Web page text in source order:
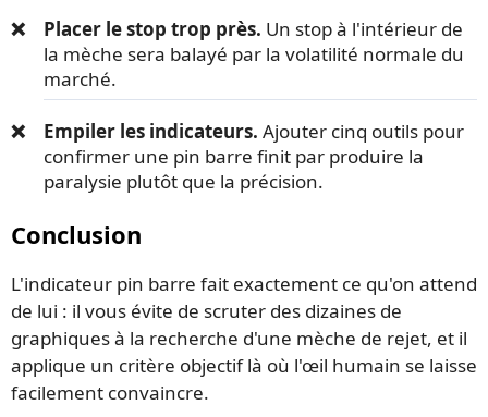
Placer le stop trop près. Un stop à l'intérieur de
la mèche sera balayé par la volatilité normale du
marché.
Empiler les indicateurs. Ajouter cinq outils pour
confirmer une pin barre finit par produire la
paralysie plutôt que la précision.
Conclusion
L'indicateur pin barre fait exactement ce qu'on attend
de lui : il vous évite de scruter des dizaines de
graphiques à la recherche d'une mèche de rejet, et il
applique un critère objectif là où l'œil humain se laisse
facilement convaincre.